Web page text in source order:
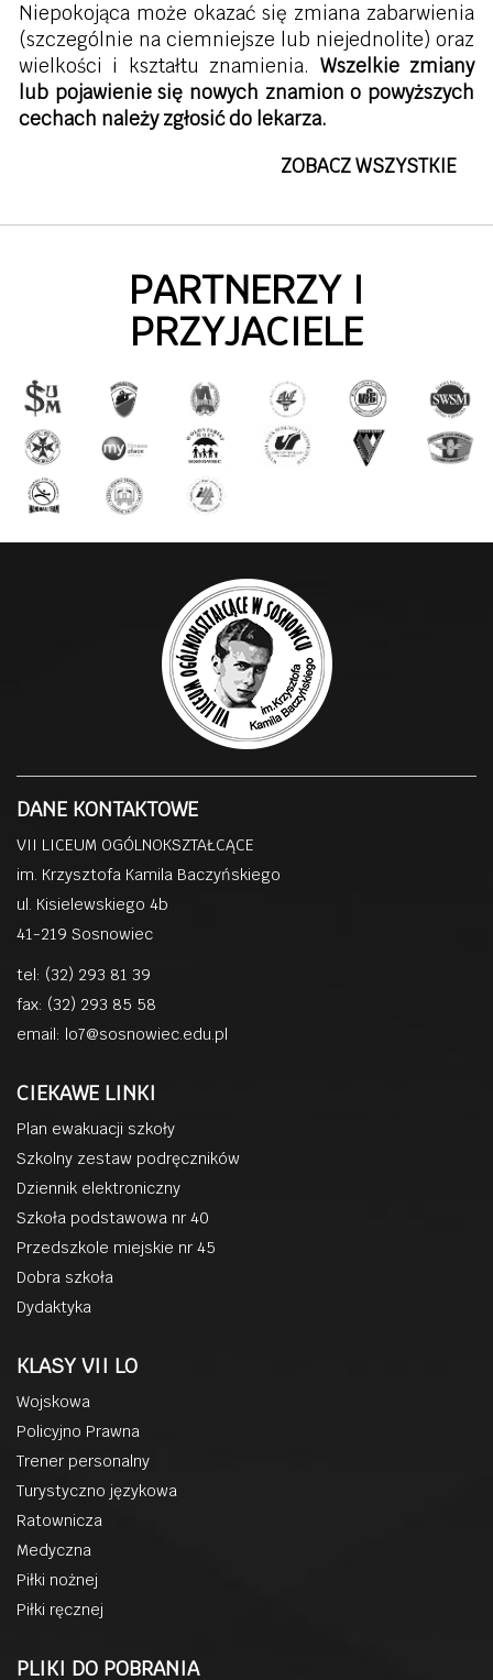
Niepokojąca może okazać się zmiana zabarwienia
(szczególnie na ciemniejsze lub niejednolite) oraz
wielkości i kształtu znamienia. Wszelkie zmiany
lub pojawienie się nowych znamion o powyższych
cechach należy zgłosić do lekarza.
ZOBACZ WSZYSTKIE
PARTNERZY I
PRZYJACIELE
DANE KONTAKTOWE
VII LICEUM OGÓLNOKSZTAŁCĄCE
im. Krzysztofa Kamila Baczyńskiego
ul. Kisielewskiego 4b
41-219 Sosnowiec
tel: (32) 293 81 39
fax: (32) 293 85 58
email: lo7@sosnowiec.edu.pl
CIEKAWE LINKI
Plan ewakuacji szkoły
Szkolny zestaw podręczników
Dziennik elektroniczny
Szkoła podstawowa nr 40
Przedszkole miejskie nr 45
Dobra szkoła
Dydaktyka
KLASY VII LO
Wojskowa
Policyjno Prawna
Trener personalny
Turystyczno językowa
Ratownicza
Medyczna
Piłki nożnej
Piłki ręcznej
PLIKI DO POBRANIA